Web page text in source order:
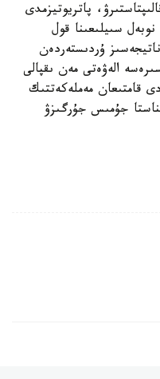
پاتريوتيزمدى
نوبەل سىيلىعىنا قول
ۇردىستەردەن
الەۋەتى مەن ىقپالى
قامتىعان مەملەكەتتىك
جۇمىس جۇرگىزۋ